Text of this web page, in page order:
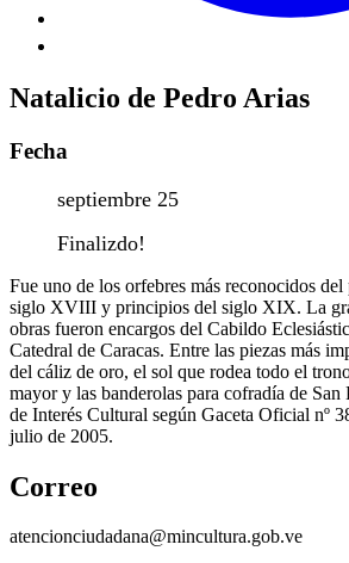
Natalicio de Pedro Arias
Fecha
septiembre 25
Finalizdo!
Fue uno de los orfebres más reconocidos del
siglo XVIII y principios del siglo XIX. La
obras fueron encargos del Cabildo
Catedral de Caracas. Entre las piezas más
del cáliz de oro, el sol que rodea todo el
mayor y las banderolas para cofradía de
de Interés Cultural según Gaceta Oficial nº
julio de 2005.
Correo
atencionciudadana@mincultura.gob.ve